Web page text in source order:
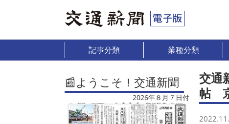
記事分類 業種分類
📰ようこそ！交通新聞
2026年８月７日付
交通
帖